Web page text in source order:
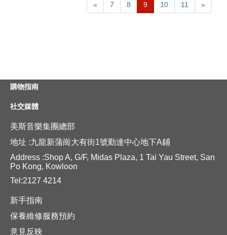
« 7 8 9 10 11 »
購物指南
社交媒體
美斯音樂集團總部
地址 :九龍新蒲崗大有街1號勤達中心地下A鋪
Address :Shop A, G/F, Midas Plaza, 1 Tai Yau Street, San
Po Kong, Kowloon
Tel:2127 4214
新手指南
保養維修服務預約
意見反映